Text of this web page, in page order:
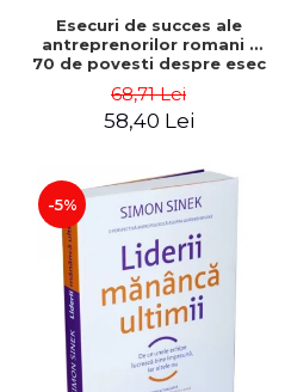
Esecuri de succes ale
antreprenorilor romani -
70 de povesti despre esec
68,71 Lei
58,40 Lei
-5%